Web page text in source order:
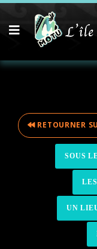
RETOURNER
SOUS
UN